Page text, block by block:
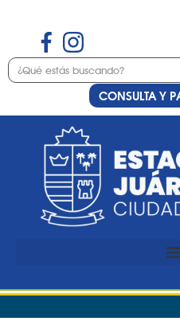
CONSULTA Y